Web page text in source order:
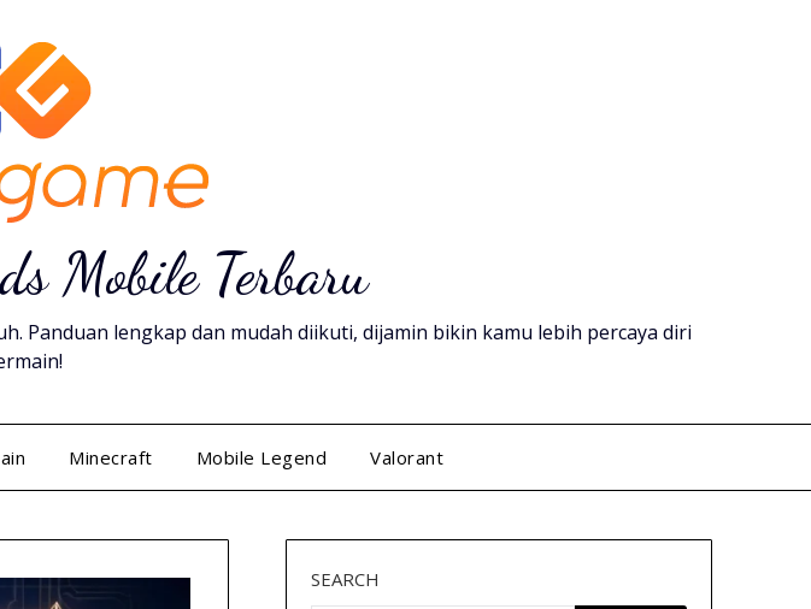
Mobile Terbaru
Panduan lengkap dan mudah diikuti, dijamin bikin kamu lebih percaya diri
Minecraft Mobile Legend Valorant
SEARCH